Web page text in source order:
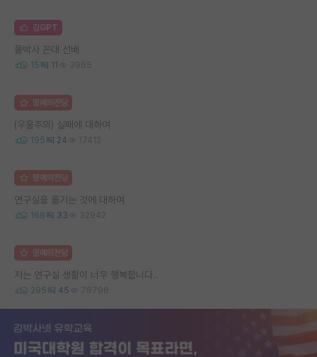
김GPT
물박사 꼰대 선배
15 11 3965
명예의전당
(우울주의) 실패에 대하여
195 24 17412
명예의전당
연구실을 옮기는 것에 대하여
168 33 32942
명예의전당
저는 연구실 생활이 너무 행복합니다..
295 45 78798